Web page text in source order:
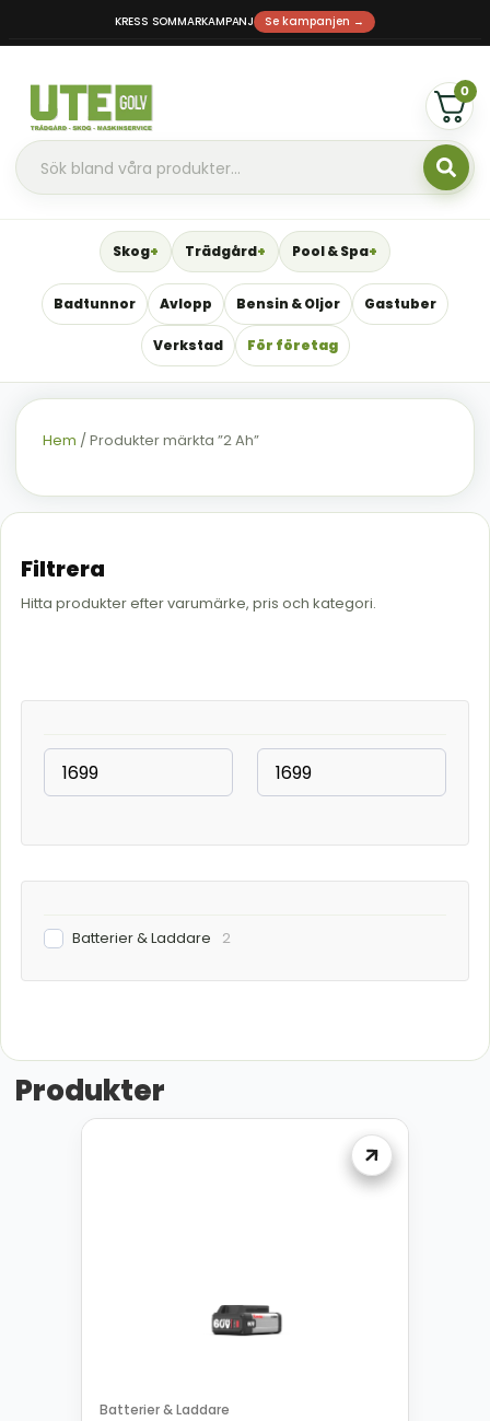
KRESS SOMMARKAMPANJ Se kampanjen →
0
Skog Trädgård Pool & Spa
Badtunnor Avlopp Bensin & Oljor Gastuber
Verkstad För företag
Hem / Produkter märkta ”2 Ah”
Filtrera
Hitta produkter efter varumärke, pris och kategori.
Batterier & Laddare 2
Produkter
Batterier & Laddare